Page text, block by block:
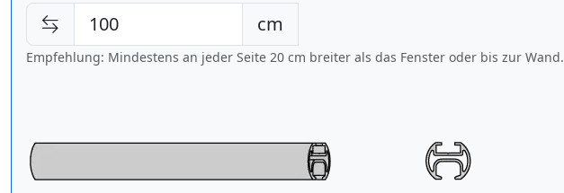
cm
Empfehlung: Mindestens an jeder Seite 20 cm breiter als das Fenster oder bis zur Wand.